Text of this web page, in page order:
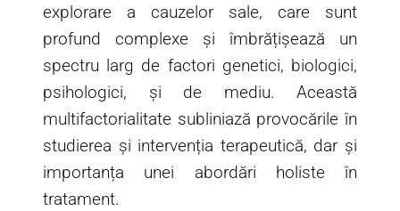
explorare a cauzelor sale, care sunt
profund complexe și îmbrățișează un
spectru larg de factori genetici, biologici,
psihologici, și de mediu. Această
multifactorialitate subliniază provocările în
studierea și intervenția terapeutică, dar și
importanța unei abordări holiste în
tratament.